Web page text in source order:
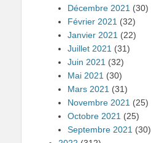
Décembre 2021 (30)
Février 2021 (32)
Janvier 2021 (22)
Juillet 2021 (31)
Juin 2021 (32)
Mai 2021 (30)
Mars 2021 (31)
Novembre 2021 (25)
Octobre 2021 (25)
Septembre 2021 (30)